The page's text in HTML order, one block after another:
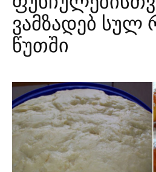
ვამზადებ სულ
წუთში